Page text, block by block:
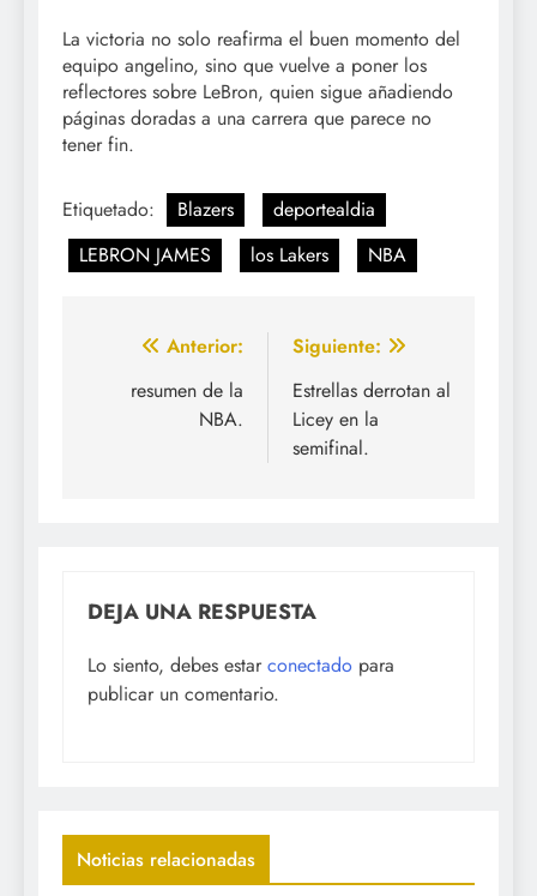
La victoria no solo reafirma el buen momento del
equipo angelino, sino que vuelve a poner los
reflectores sobre LeBron, quien sigue añadiendo
páginas doradas a una carrera que parece no
tener fin.
Etiquetado: Blazers
deportealdia
LEBRON JAMES
los Lakers NBA
Navegación
entradas
Anterior:
resumen de la
NBA.
Siguiente:
Estrellas derrotan al
Licey en la
semifinal.
DEJA UNA RESPUESTA
Lo siento, debes estar conectado para
publicar un comentario.
Noticias relacionadas